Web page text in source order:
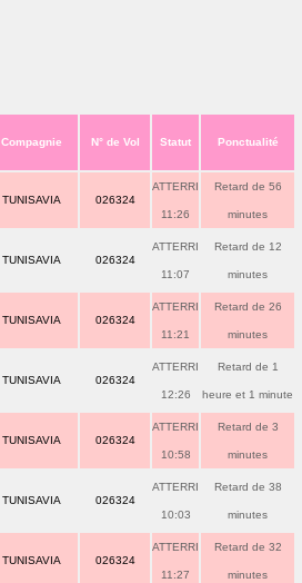
Compagnie N° de Vol Statut Ponctualité
TUNISAVIA 026324
ATTERRI
11:26
Retard de 56
minutes
TUNISAVIA 026324
ATTERRI
11:07
Retard de 12
minutes
TUNISAVIA 026324
ATTERRI
11:21
Retard de 26
minutes
TUNISAVIA 026324
ATTERRI
12:26
Retard de 1
heure et 1 minute
TUNISAVIA 026324
ATTERRI
10:58
Retard de 3
minutes
TUNISAVIA 026324
ATTERRI
10:03
Retard de 38
minutes
TUNISAVIA 026324
ATTERRI
11:27
Retard de 32
minutes